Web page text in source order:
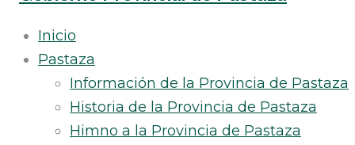
Inicio
Pastaza
Información de la Provincia de Pastaza
Historia de la Provincia de Pastaza
Himno a la Provincia de Pastaza